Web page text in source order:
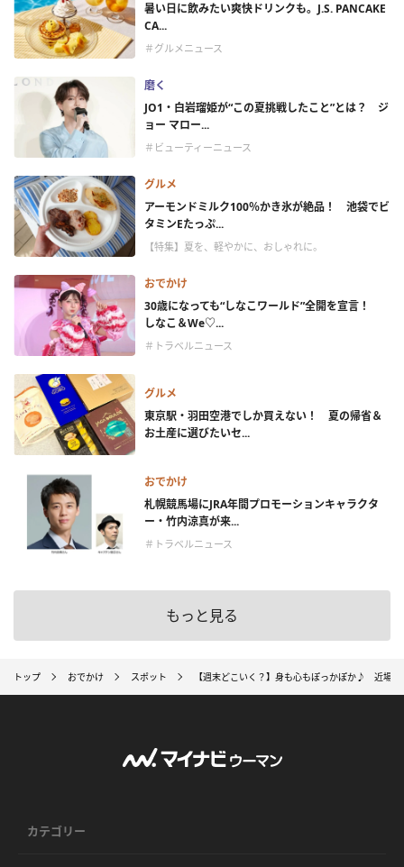
暑い日に飲みたい爽快ドリンクも。J.S. PANCAKE
CA...
＃グルメニュース
磨く
JO1・白岩瑠姫が“この夏挑戦したこと”とは？ ジ
ョー マロー...
＃ビューティーニュース
グルメ
アーモンドミルク100％かき氷が絶品！ 池袋でビ
タミンEたっぷ...
【特集】夏を、軽やかに、おしゃれに。
おでかけ
30歳になっても“しなこワールド”全開を宣言！
しなこ＆We♡...
＃トラベルニュース
グルメ
東京駅・羽田空港でしか買えない！ 夏の帰省＆
お土産に選びたいセ...
おでかけ
札幌競馬場にJRA年間プロモーションキャラクタ
ー・竹内涼真が来...
＃トラベルニュース
もっと見る
トップ おでかけ スポット 【週末どこいく？】身も心もぽっかぽか♪ 近場
カテゴリー